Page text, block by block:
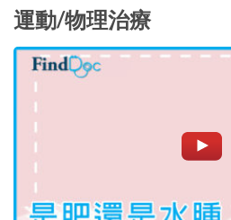
運動/物理治療